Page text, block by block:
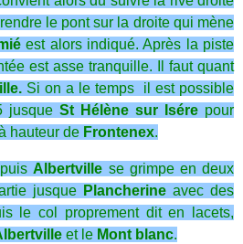
le pont sur la droite qui mène
est alors indiqué. Après la piste
est asse tranquille. Il faut quant
Si on a le temps il est possible
jusque St Hélène sur Isére pour
hauteur de Frontenex.
Albertville se grimpe en deux
jusque Plancherine avec des
le col proprement dit en lacets,
et le Mont blanc.